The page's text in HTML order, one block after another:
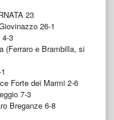
23
26-1
4-3
(Ferraro e Brambilla, si
Forte dei Marmi 2-6
7-3
Breganze 6-8